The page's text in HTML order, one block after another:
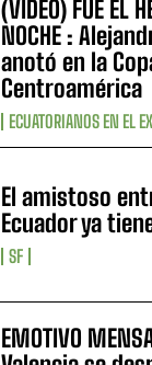
(VIDEO) FUE EL
NOCHE :
anotó en la
Centroamérica
ECUATORIANOS EN EL
El amistoso
Ecuador ya
SF
EMOTIVO